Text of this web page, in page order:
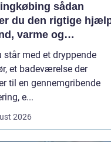
sådan
du den rigtige
varme og
står med et dryppende
et badeværelse der
til en gennemgribende
e...
2026